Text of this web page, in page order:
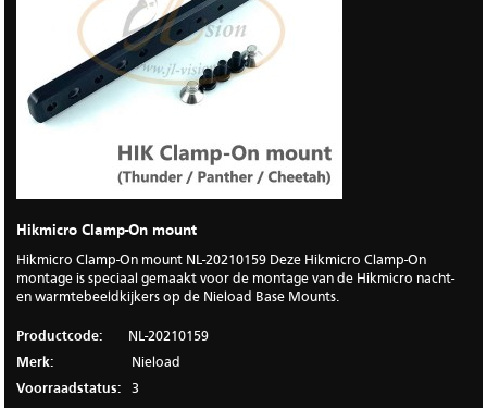
Hikmicro Clamp-On mount
Hikmicro Clamp-On mount NL-20210159 Deze Hikmicro Clamp-On
montage is speciaal gemaakt voor de montage van de Hikmicro nacht-
en warmtebeeldkijkers op de Nieload Base Mounts.
Productcode:
NL-20210159
Merk:
Nieload
Voorraadstatus:
3